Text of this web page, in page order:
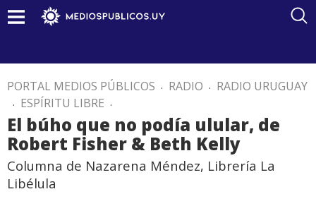
PORTAL MEDIOS PÚBLICOS . RADIO . RADIO URUGUAY
. ESPÍRITU LIBRE .
El búho que no podía ulular, de
Robert Fisher & Beth Kelly
Columna de Nazarena Méndez, Librería La
Libélula